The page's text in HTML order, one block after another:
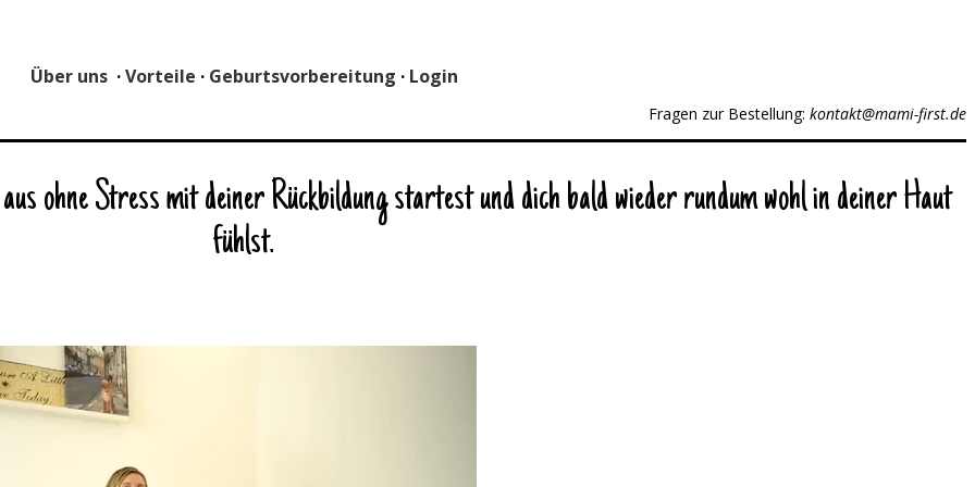
Über uns·Vorteile · Geburtsvorbereitung · Login
Fragen zur Bestellung: kontakt@mami-first.de
ohne Stress mit deiner Rückbildung startest und dich bald wieder rundum wohl in deiner Haut
fühlst.